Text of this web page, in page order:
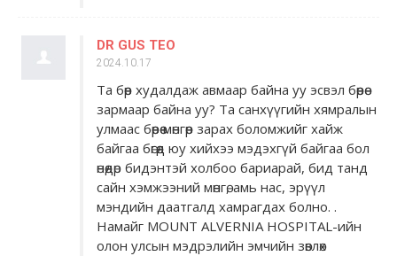
DR GUS TEO
2024.10.17
Та бөөр худалдаж авмаар байна уу эсвэл бөөрөө
зармаар байна уу? Та санхүүгийн хямралын
улмаас бөөрөө мөнгөөр ​​зарах боломжийг хайж
байгаа бөгөөд юу хийхээ мэдэхгүй байгаа бол
өнөөдөр бидэнтэй холбоо бариарай, бид танд
сайн хэмжээний мөнгө, амь нас, эрүүл
мэндийн даатгалд хамрагдах болно. .
Намайг MOUNT ALVERNIA HOSPITAL-ийн
олон улсын мэдрэлийн эмчийн зөвлөх